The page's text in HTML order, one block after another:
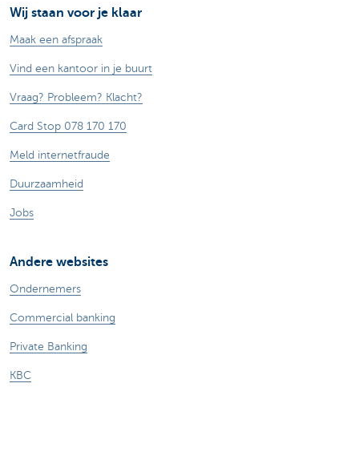
Wij staan voor je klaar
Maak een afspraak
Vind een kantoor in je buurt
Vraag? Probleem? Klacht?
Card Stop 078 170 170
Meld internetfraude
Duurzaamheid
Jobs
Andere websites
Ondernemers
Commercial banking
Private Banking
KBC